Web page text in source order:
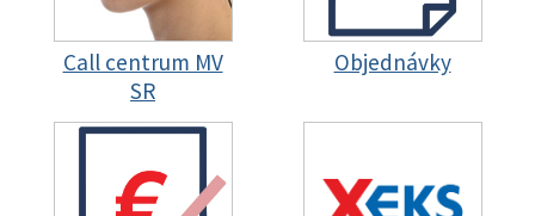
Call centrum MV
SR
Objednávky